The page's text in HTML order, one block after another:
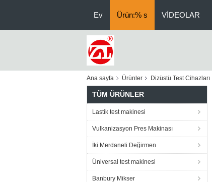
Ev Ürün:% s VİDEOLAR
Ana sayfa Ürünler Dizüstü Test Cihazları
TÜM ÜRÜNLER
Lastik test makinesi
Vulkanizasyon Pres Makinası
İki Merdaneli Değirmen
Üniversal test makinesi
Banbury Mikser